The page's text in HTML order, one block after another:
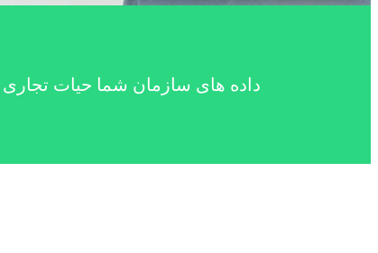
داده های سازمان شما حیات